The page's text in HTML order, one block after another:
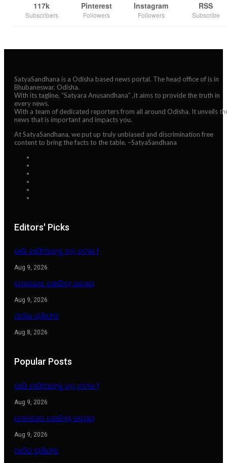
117k
Subscribers
Pinterest
Followers
Instagram
Followers
RSS
Subscribe
SatyaSandhana is a Odisha based news portal. The head office of is in
Bhubaneswar, Odisha.
With its tagline, “Satyara Anusandhana” ,it aims to provide the truth in
every news.
With a team of dedicated reporters from all around Odisha. It unveils
news that is important and impacts you.
At SatyaSandhana, we put up truly unbiased and discrimination free
content to bring the facts to the table. –SatyaSandhana
Editors' Picks
ବାଲି ମାଫିଆଙ୍କୁ ବଡ଼ ଝଟକା !
Aug 9, 2026
ମୋବାଇଲ ଖୋଲିଲା ରହସ୍ୟ
Aug 9, 2026
ଆଜିର ରାଶିଫଳ
Aug 8, 2026
Popular Posts
ବାଲି ମାଫିଆଙ୍କୁ ବଡ଼ ଝଟକା !
Aug 9, 2026
ମୋବାଇଲ ଖୋଲିଲା ରହସ୍ୟ
Aug 9, 2026
ଆଜିର ରାଶିଫଳ